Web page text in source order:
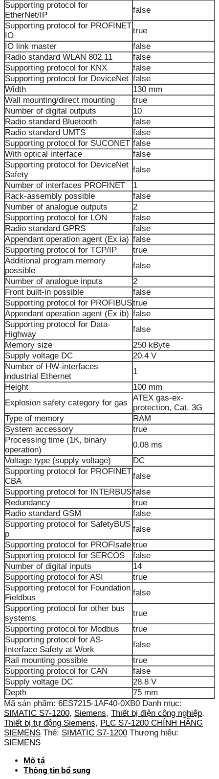
Supporting protocol for
EtherNet/IP
false
Supporting protocol for PROFINET
IO
true
IO link master
false
Radio standard WLAN 802.11
false
Supporting protocol for KNX
false
Supporting protocol for DeviceNet false
Width
130 mm
Wall mounting/direct mounting
true
Number of digital outputs
10
Radio standard Bluetooth
false
Radio standard UMTS
false
Supporting protocol for SUCONET false
With optical interface
false
Supporting protocol for DeviceNet
Safety
false
Number of interfaces PROFINET
1
Rack-assembly possible
false
Number of analogue outputs
2
Supporting protocol for LON
false
Radio standard GPRS
false
Appendant operation agent (Ex ia) false
Supporting protocol for TCP/IP
true
Additional program memory
possible
false
Number of analogue inputs
2
Front built-in possible
false
Supporting protocol for PROFIBUStrue
Appendant operation agent (Ex ib) false
Supporting protocol for Data-
Highway
false
Memory size
250 kByte
Supply voltage DC
20.4 V
Number of HW-interfaces
industrial Ethernet
1
Height
100 mm
Explosion safety category for gas
ATEX gas-ex-
protection, Cat. 3G
Type of memory
RAM
System accessory
true
Processing time (1K, binary
operation)
0.08 ms
Voltage type (supply voltage)
DC
Supporting protocol for PROFINET
CBA
false
Supporting protocol for INTERBUSfalse
Redundancy
true
Radio standard GSM
false
Supporting protocol for SafetyBUS
p
false
Supporting protocol for PROFIsafe true
Supporting protocol for SERCOS
false
Number of digital inputs
14
Supporting protocol for ASI
true
Supporting protocol for Foundation
Fieldbus
false
Supporting protocol for other bus
systems
true
Supporting protocol for Modbus
true
Supporting protocol for AS-
Interface Safety at Work
false
Rail mounting possible
true
Supporting protocol for CAN
false
Supply voltage DC
28.8 V
Depth
75 mm
Mã sản phẩm: 6ES7215-1AF40-0XB0 Danh mục:
SIMATIC S7-1200, Siemens, Thiết bị điện công nghiệp,
Thiết bị tự động Siemens, PLC S7-1200 CHÍNH HÃNG
SIEMENS Thẻ: SIMATIC S7-1200 Thương hiệu:
SIEMENS
Mô tả
Thông tin bổ sung